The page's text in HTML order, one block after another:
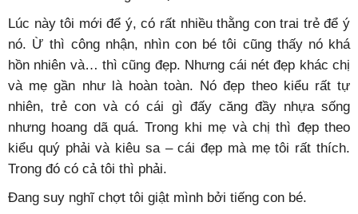
Lúc này tôi mới để ý, có rất nhiều thằng con trai trẻ để ý
nó. Ừ thì công nhận, nhìn con bé tôi cũng thấy nó khá
hồn nhiên và… thì cũng đẹp. Nhưng cái nét đẹp khác chị
và mẹ gần như là hoàn toàn. Nó đẹp theo kiểu rất tự
nhiên, trẻ con và có cái gì đấy căng đầy nhựa sống
nhưng hoang dã quá. Trong khi mẹ và chị thì đẹp theo
kiểu quý phải và kiêu sa – cái đẹp mà mẹ tôi rất thích.
Trong đó có cả tôi thì phải.
Đang suy nghĩ chợt tôi giật mình bởi tiếng con bé.